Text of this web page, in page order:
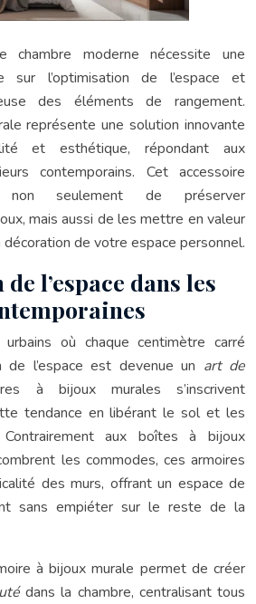
chambre moderne nécessite une
sur l’optimisation de l’espace et
des éléments de rangement.
représente une solution innovante
et esthétique, répondant aux
contemporains. Cet accessoire
non seulement de préserver
mais aussi de les mettre en valeur
de votre espace personnel.
l’espace dans les
où chaque centimètre carré
de l’espace est devenue un art de
à bijoux murales s’inscrivent
tendance en libérant le sol et les
aux boîtes à bijoux
les commodes, ces armoires
des murs, offrant un espace de
sans empiéter sur le reste de la
à bijoux murale permet de créer
dans la chambre, centralisant tous